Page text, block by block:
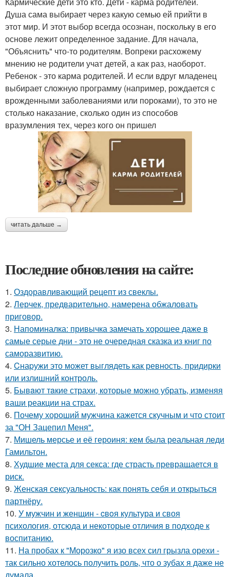
Душа сама выбирает через какую семью ей прийти в
этот мир. И этот выбор всегда осознан, поскольку в его
основе лежит определенное задание. Для начала,
"Объяснить" что-то родителям. Вопреки расхожему
мнению не родители учат детей, а как раз, наоборот.
Ребенок - это карма родителей. И если вдруг младенец
выбирает сложную программу (например, рождается с
врожденными заболеваниями или пороками), то это не
столько наказание, сколько один из способов
вразумления тех, через кого он пришел
читать дальше →
Последние обновления на сайте:
1. Оздоравливающий рецепт из свеклы.
2. Лерчек, предварительно, намерена обжаловать
приговор.
3. Напоминалка: привычка замечать хорошее даже в
самые серые дни - это не очередная сказка из книг по
саморазвитию.
4. Cнаpужи это может выглядеть как ревность, придирки
или излишний контроль.
5. Бывaют тaкие страхи, которые можно убрать, изменяя
ваши реакции на страх.
6. Почему хороший мужчина кажется скучным и что стоит
за "ОН Зацепил Меня".
7. Мишель мерсье и её героиня: кем была реальная леди
Гамильтон.
8. Худшие места для секса: где страсть превращается в
риск.
9. Женская сексуальность: как понять себя и открыться
партнёру.
10. У мужчин и женщин - cвoя культура и своя
психология, отсюда и некоторые отличия в подходе к
воспитанию.
11. На пробах к "Морозко" я изо всех сил грызла орехи -
так сильно хотелось получить роль, что о зубах я даже не
думала.